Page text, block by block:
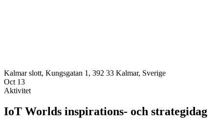
Kalmar slott, Kungsgatan 1, 392 33 Kalmar, Sverige
Oct 13
Aktivitet
IoT Worlds inspirations- och strategidag